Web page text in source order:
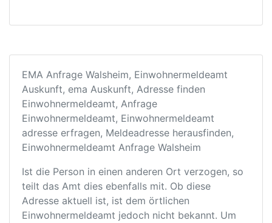
EMA Anfrage Walsheim, Einwohnermeldeamt
Auskunft, ema Auskunft, Adresse finden
Einwohnermeldeamt, Anfrage
Einwohnermeldeamt, Einwohnermeldeamt
adresse erfragen, Meldeadresse herausfinden,
Einwohnermeldeamt Anfrage Walsheim
Ist die Person in einen anderen Ort verzogen, so
teilt das Amt dies ebenfalls mit. Ob diese
Adresse aktuell ist, ist dem örtlichen
Einwohnermeldeamt jedoch nicht bekannt. Um